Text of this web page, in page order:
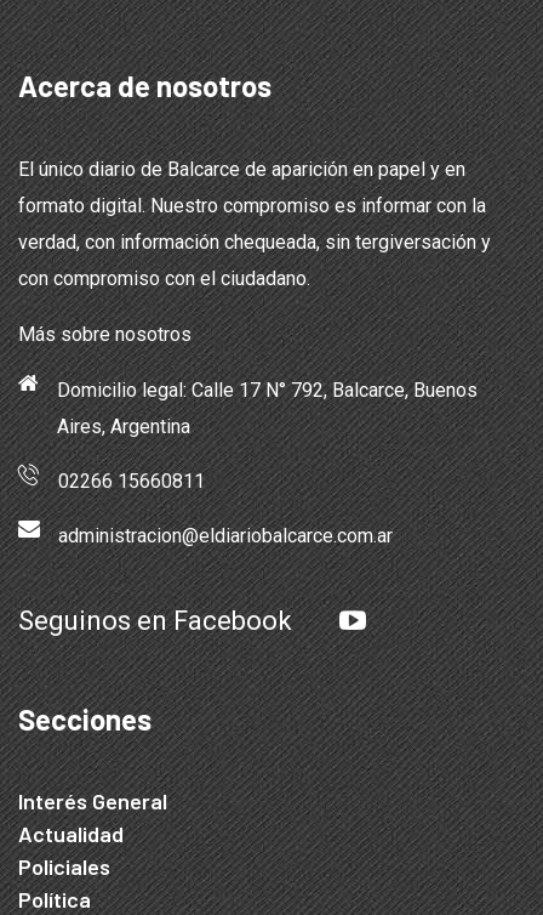
Acerca de nosotros
El único diario de Balcarce de aparición en papel y en
formato digital. Nuestro compromiso es informar con la
verdad, con información chequeada, sin tergiversación y
con compromiso con el ciudadano.
Más sobre nosotros
Domicilio legal: Calle 17 N° 792, Balcarce, Buenos
Aires, Argentina
02266 15660811
administracion@eldiariobalcarce.com.ar
Seguinos en Facebook
Secciones
Interés General
Actualidad
Policiales
Política